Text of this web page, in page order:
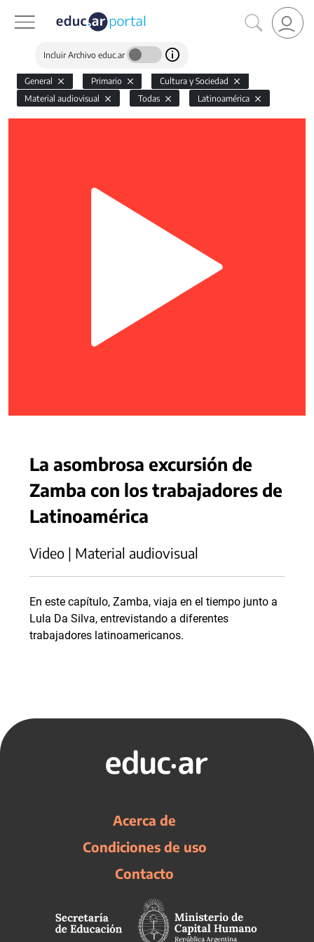
Incluir Archivo educ.ar
General Primario
Cultura y Sociedad
Material audiovisual
Todas Latinoamérica
La asombrosa excursión de
Zamba con los trabajadores de
Latinoamérica
Video | Material audiovisual
En este capítulo, Zamba, viaja en el tiempo junto a
Lula Da Silva, entrevistando a diferentes
trabajadores latinoamericanos.
Acerca de
Condiciones de uso
Contacto